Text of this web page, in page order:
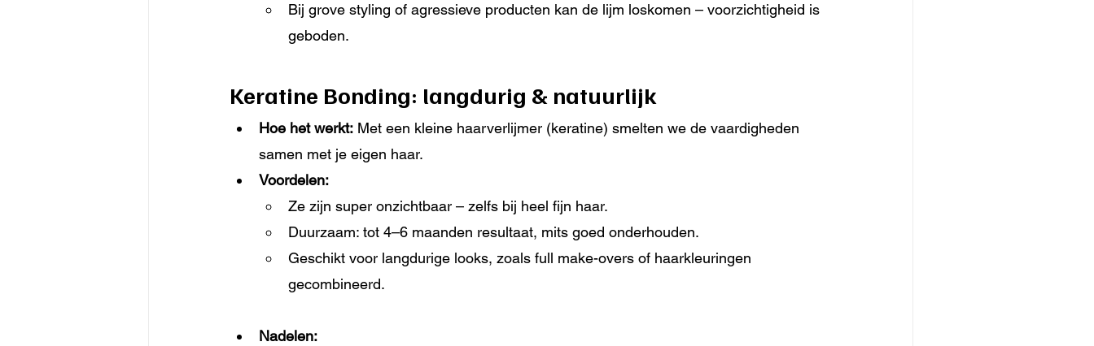
Bij grove styling of agressieve producten kan de lijm loskomen – voorzichtigheid is
geboden.
Keratine Bonding: langdurig & natuurlijk
Hoe het werkt: Met een kleine haarverlijmer (keratine) smelten we de vaardigheden
samen met je eigen haar.
Voordelen:
Ze zijn super onzichtbaar – zelfs bij heel fijn haar.
Duurzaam: tot 4–6 maanden resultaat, mits goed onderhouden.
Geschikt voor langdurige looks, zoals full make-overs of haarkleuringen
gecombineerd.
Nadelen: